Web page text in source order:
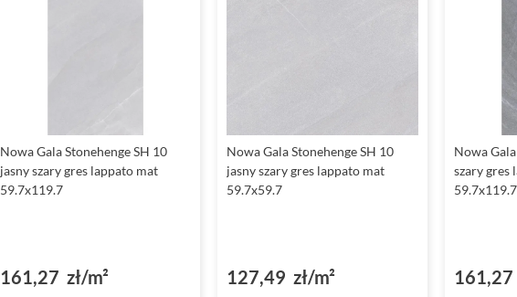
Nowa Gala Stonehenge SH 10
jasny szary gres lappato mat
59.7x119.7
161,27 zł/m²
Nowa Gala Stonehenge SH 10
jasny szary gres lappato mat
59.7x59.7
127,49 zł/m²
Nowa
szary gres
59.7x119.7
161,27